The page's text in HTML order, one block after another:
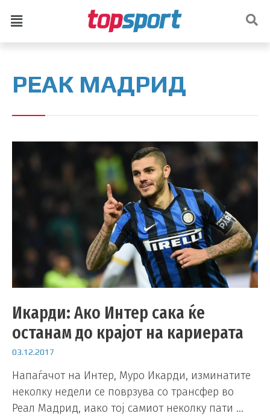
РЕАК МАДРИД
Икарди: Ако Интер сака ќе
останам до крајот на кариерата
03.12.2017
Напаѓачот на Интер, Муро Икарди, изминатите
неколку недели се поврзува со трансфер во
Реал Мадрид, иако тој самиот неколку пати …